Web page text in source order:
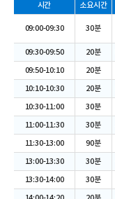
시간 소요시간
09:00-09:30 30분
09:30-09:50
20분
09:50-10:10
20분
10:10-10:30
20분
10:30-11:00
30분
11:00-11:30
30분
11:30-13:00
90분
13:00-13:30
30분
13:30-14:00
30분